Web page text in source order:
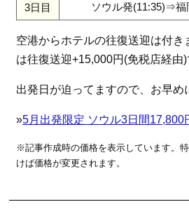
3日目 ソウル発(11:35)⇒福
空港からホテルの往復送迎は付き
は往復送迎+15,000円(免税店経由)
出発日が迫ってますので、お早め
»5月出発限定 ソウル3日間17,800
※記事作成時の価格を表示しています。
けば価格が変更されます。